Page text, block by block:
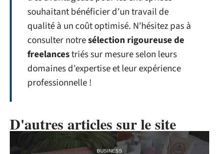
souhaitant bénéficier d’un travail de
qualité à un coût optimisé. N’hésitez pas à
consulter notresélection rigoureuse de
freelancestriés sur mesure selon leurs
domaines d’expertise et leur expérience
professionnelle !
D'autres articles sur le site
BUSINESS